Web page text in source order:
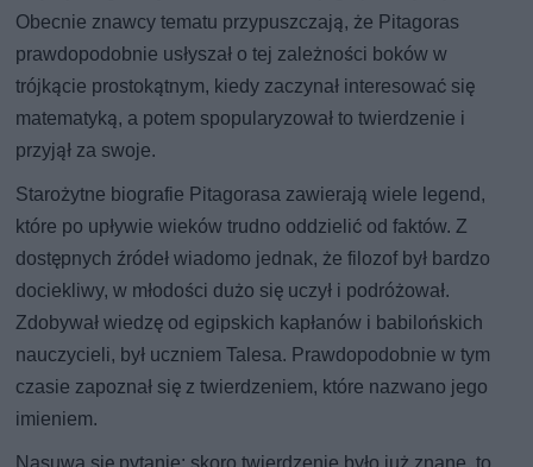
Obecnie znawcy tematu przypuszczają, że Pitagoras
prawdopodobnie usłyszał o tej zależności boków w
trójkącie prostokątnym, kiedy zaczynał interesować się
matematyką, a potem spopularyzował to twierdzenie i
przyjął za swoje.
Starożytne biografie Pitagorasa zawierają wiele legend,
które po upływie wieków trudno oddzielić od faktów. Z
dostępnych źródeł wiadomo jednak, że filozof był bardzo
dociekliwy, w młodości dużo się uczył i podróżował.
Zdobywał wiedzę od egipskich kapłanów i babilońskich
nauczycieli, był uczniem Talesa. Prawdopodobnie w tym
czasie zapoznał się z twierdzeniem, które nazwano jego
imieniem.